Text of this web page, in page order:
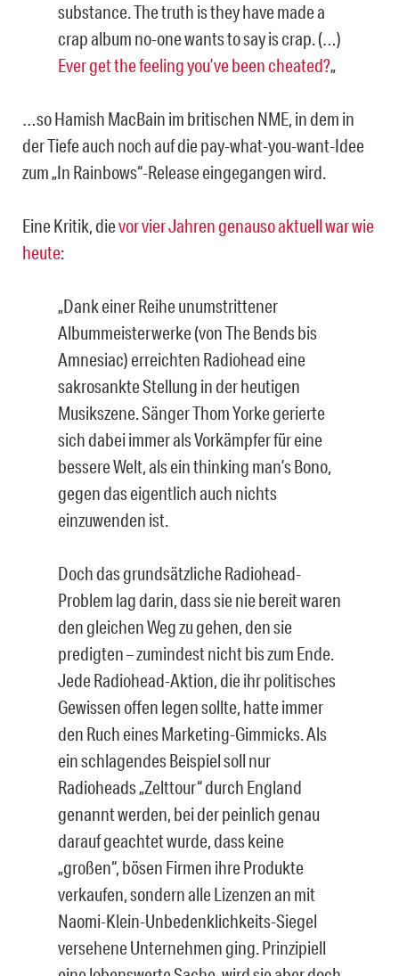
substance. The truth is they have made a
crap album no-one wants to say is crap. (…)
Ever get the feeling you’ve been cheated?„
…so Hamish MacBain im britischen NME, in dem in
der Tiefe auch noch auf die pay-what-you-want-Idee
zum „In Rainbows“-Release eingegangen wird.
Eine Kritik, dievor vier Jahren genauso aktuell war wie
heute:
„Dank einer Reihe unumstrittener
Albummeisterwerke (von The Bends bis
Amnesiac) erreichten Radiohead eine
sakrosankte Stellung in der heutigen
Musikszene. Sänger Thom Yorke gerierte
sich dabei immer als Vorkämpfer für eine
bessere Welt, als ein thinking man’s Bono,
gegen das eigentlich auch nichts
einzuwenden ist.
Doch das grundsätzliche Radiohead-
Problem lag darin, dass sie nie bereit waren
den gleichen Weg zu gehen, den sie
predigten – zumindest nicht bis zum Ende.
Jede Radiohead-Aktion, die ihr politisches
Gewissen offen legen sollte, hatte immer
den Ruch eines Marketing-Gimmicks. Als
ein schlagendes Beispiel soll nur
Radioheads „Zelttour“ durch England
genannt werden, bei der peinlich genau
darauf geachtet wurde, dass keine
„großen“, bösen Firmen ihre Produkte
verkaufen, sondern alle Lizenzen an mit
Naomi-Klein-Unbedenklichkeits-Siegel
versehene Unternehmen ging. Prinzipiell